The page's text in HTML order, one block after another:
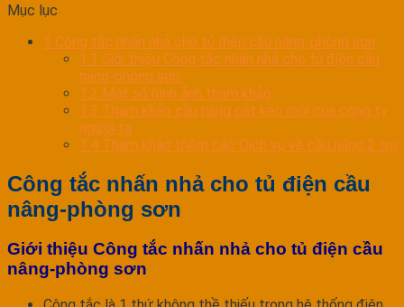
Mục lục
1 Công tắc nhấn nhả cho tủ điện cầu nâng-phòng sơn
1.1 Giới thiệu Công tắc nhấn nhả cho tủ điện cầu
nâng-phòng sơn
1.2 Một số hình ảnh tham khảo
1.3 Tham khảo cầu nâng cắt kéo mới của công ty
người ta
1.4 Tham khảo thêm các Dịch vụ về cầu nâng 2 trụ
Công tắc nhấn nhả cho tủ điện cầu
nâng-phòng sơn
Giới thiệu Công tắc nhấn nhả cho tủ điện cầu
nâng-phòng sơn